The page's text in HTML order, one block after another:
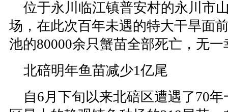
位于永川临江镇普安村的永川市
场，在此次百年未遇的特大干旱面
池的80000余只蟹苗全部死亡，无
北碚明年鱼苗减少1亿尾
自6月下旬以来北碚区遭遇了70年